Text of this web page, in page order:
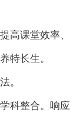
高课堂效率、
特长生。
。
科整合。响应